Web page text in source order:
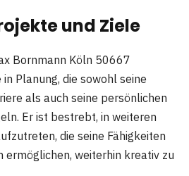
und Ziele
Bornmann Köln 50667
Planung, die sowohl seine
als auch seine persönlichen
Er ist bestrebt, in weiteren
die seine Fähigkeiten
ermöglichen, weiterhin kreativ zu